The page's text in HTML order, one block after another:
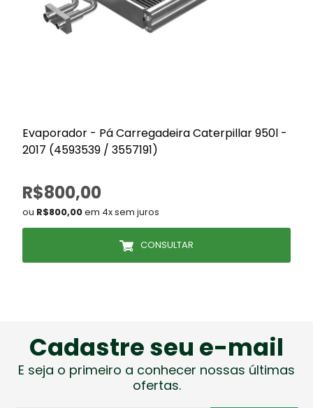
Evaporador - Pá Carregadeira Caterpillar 950l -
2017 (4593539 / 3557191)
R$800,00
ou R$800,00em 4x sem juros
CONSULTAR
Cadastre seu e-mail
E seja o primeiro a conhecer nossas últimas
ofertas.